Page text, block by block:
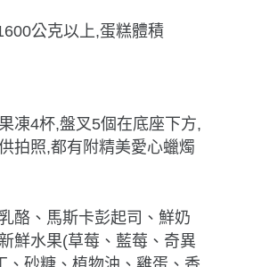
公克以上,蛋糕體積
凍4杯,盤叉5個在底座下方,
拍照,都有附精美愛心蠟燭
酪、馬斯卡彭起司、鮮奶
鮮水果(草莓、藍莓、奇異